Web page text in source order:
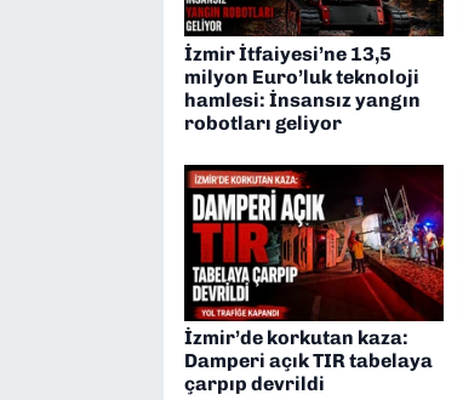
İzmir İtfaiyesi’ne 13,5
milyon Euro’luk teknoloji
hamlesi: İnsansız yangın
robotları geliyor
İzmir’de korkutan kaza:
Damperi açık TIR tabelaya
çarpıp devrildi